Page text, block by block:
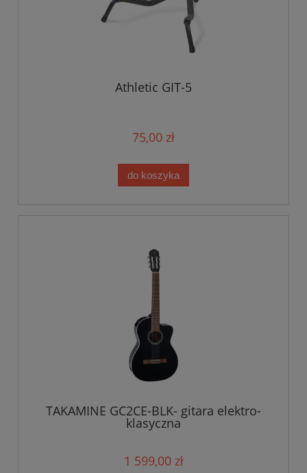
Athletic GIT-5
75,00 zł
do koszyka
TAKAMINE GC2CE-BLK- gitara elektro-
klasyczna
1 599,00 zł